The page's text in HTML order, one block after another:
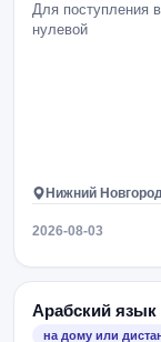
Для поступления
нулевой
Нижний
2026-08-03
Арабский язык
на дому или